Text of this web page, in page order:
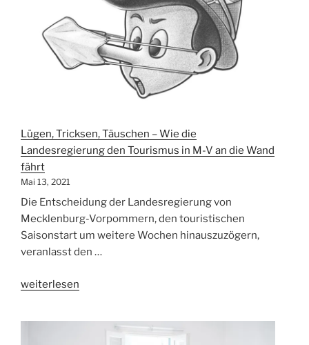
Lügen, Tricksen, Täuschen – Wie die
Landesregierung den Tourismus in M-V an die Wand
fährt
Mai 13, 2021
Die Entscheidung der Landesregierung von
Mecklenburg-Vorpommern, den touristischen
Saisonstart um weitere Wochen hinauszuzögern,
veranlasst den …
„Lügen,
weiterlesen